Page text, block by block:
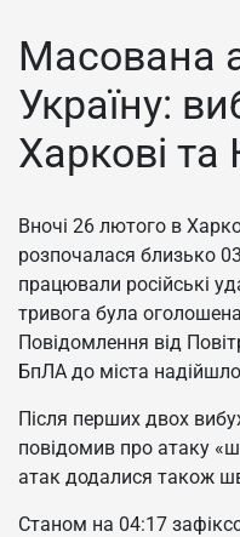
Масована
Україну:
Харкові та
Вночі 26 лютого в
розпочалася близько
працювали російські
тривога була
Повідомлення від
БпЛА до міста
Після перших двох
повідомив про атаку
атак додалися також
Станом на 04:17